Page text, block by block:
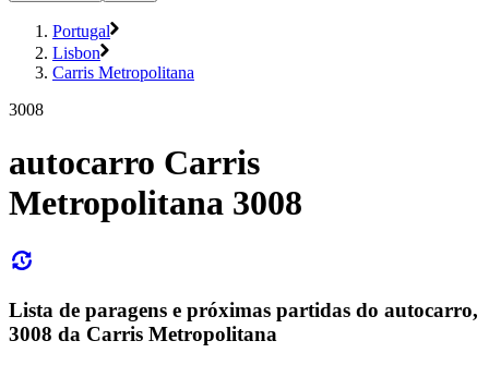
Portugal
Lisbon
Carris Metropolitana
3008
autocarro Carris
Metropolitana 3008
Lista de paragens e próximas partidas do autocarro,
3008 da Carris Metropolitana